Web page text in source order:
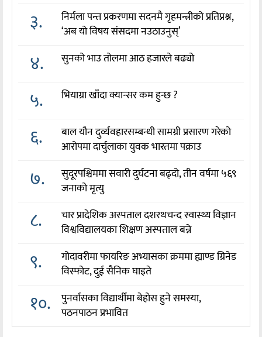
३.
निर्मला पन्त प्रकरणमा सदनमै गृहमन्त्रीको प्रतिप्रश्न,
‘अब यो विषय संसदमा नउठाउनुस्’
४. सुनको भाउ तोलमा आठ हजारले बढ्यो
५. भियाग्रा खाँदा क्यान्सर कम हुन्छ ?
६.
बाल यौन दुर्व्यवहारसम्बन्धी सामग्री प्रसारण गरेको
आरोपमा दार्चुलाका युवक भारतमा पक्राउ
७.
सुदूरपश्चिममा सवारी दुर्घटना बढ्दो, तीन वर्षमा ५६९
जनाको मृत्यु
८.
चार प्रादेशिक अस्पताल दशरथचन्द स्वास्थ्य विज्ञान
विश्वविद्यालयका शिक्षण अस्पताल बन्ने
९.
गोदावरीमा फायरिङ अभ्यासका क्रममा ह्याण्ड ग्रिनेड
विस्फोट, दुई सैनिक घाइते
१०.
पुनर्वासका विद्यार्थीमा बेहोस हुने समस्या,
पठनपाठन प्रभावित